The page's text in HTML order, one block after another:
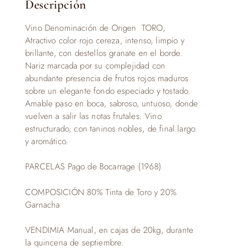
Descripción
Vino Denominación de Origen TORO,
Atractivo color rojo cereza, intenso, limpio y
brillante, con destellos granate en el borde.
Nariz marcada por su complejidad con
abundante presencia de frutos rojos maduros
sobre un elegante fondo especiado y tostado.
Amable paso en boca, sabroso, untuoso, donde
vuelven a salir las notas frutales. Vino
estructurado, con taninos nobles, de final largo
y aromático.
PARCELAS Pago de Bocarrage (1968)
COMPOSICIÓN 80% Tinta de Toro y 20%
Garnacha
VENDIMIA Manual, en cajas de 20kg, durante
la quincena de septiembre.